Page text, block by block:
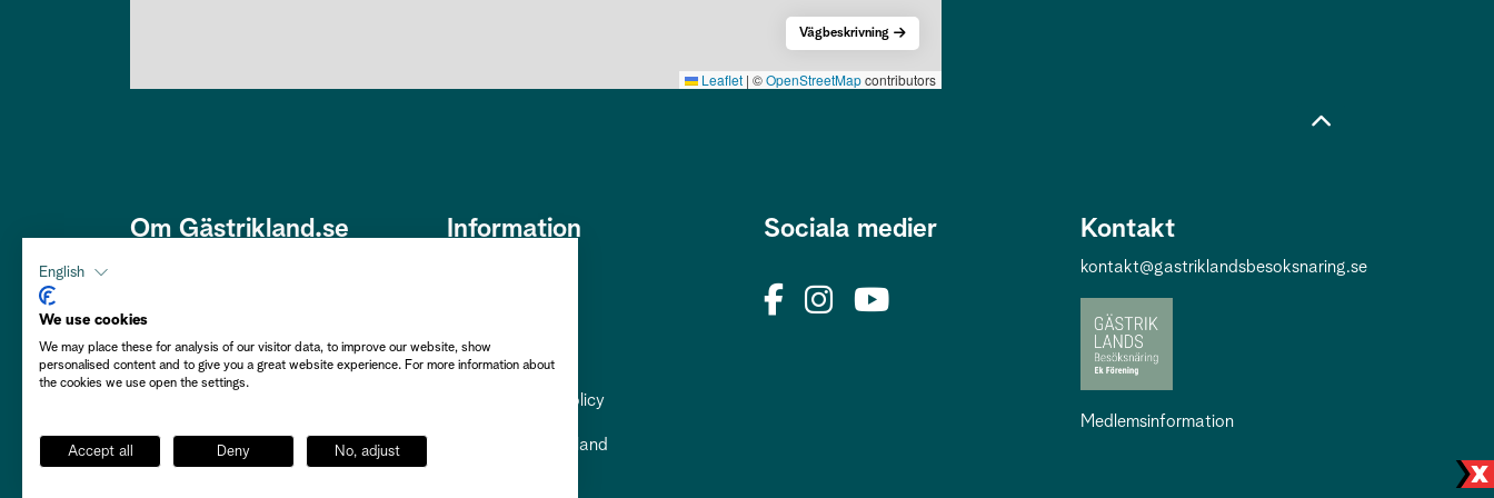
Leaflet | ©OpenStreetMapcontributors
Vägbeskrivning
Om Gästrikland.se
Ek. Förening i ett samarbete med
Gästrikekommunerna i syfte att
främja Gästrikland som besöksmål.
Information
Hållbarhetspolicy
Personuppgiftspolicy
Flytta till Gästrikland
Sociala medier Kontakt
kontakt@gastriklandsbesoksnaring.se
Medlemsinformation
English
We use cookies
We may place these for analysis of our visitor data, to improve our website, show
personalised content and to give you a great website experience. For more information about
the cookies we use open the settings.
Accept all Deny No, adjust